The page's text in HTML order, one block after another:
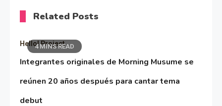
Related Posts
4 MINS READ
Hello! Project
Integrantes originales de Morning Musume se
reúnen 20 años después para cantar tema
debut